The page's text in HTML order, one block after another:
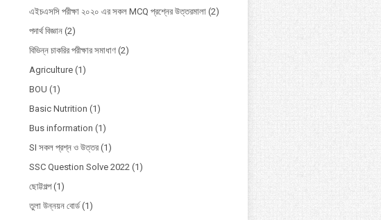
এইচএসসি পরীক্ষা ২০২০ এর সকল MCQ প্রশ্নের উত্তরমালা (2)
পদার্থ বিজ্ঞান (2)
বিভিন্ন চাকরির পরীক্ষার সমাধাণ (2)
Agriculture (1)
BOU (1)
Basic Nutrition (1)
Bus information (1)
SI সকল প্রশ্ন ও উত্তর (1)
SSC Question Solve 2022 (1)
ছোট্টগল্প (1)
তুলা উন্নয়ন বোর্ড (1)